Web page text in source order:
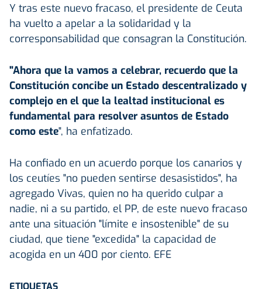
Y tras este nuevo fracaso, el presidente de Ceuta
ha vuelto a apelar a la solidaridad y la
corresponsabilidad que consagran la Constitución.
"Ahora que la vamos a celebrar, recuerdo que la
Constitución concibe un Estado descentralizado y
complejo en el que la lealtad institucional es
fundamental para resolver asuntos de Estado
como este", ha enfatizado.
Ha confiado en un acuerdo porque los canarios y
los ceutíes "no pueden sentirse desasistidos", ha
agregado Vivas, quien no ha querido culpar a
nadie, ni a su partido, el PP, de este nuevo fracaso
ante una situación "límite e insostenible" de su
ciudad, que tiene "excedida" la capacidad de
acogida en un 400 por ciento. EFE
ETIQUETAS